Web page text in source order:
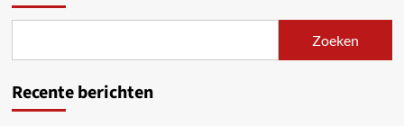
Zoeken
Recente berichten